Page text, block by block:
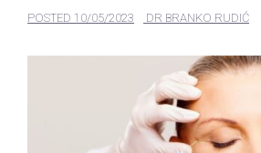
POSTED 10/05/2023 DR BRANKO RUDIĆ